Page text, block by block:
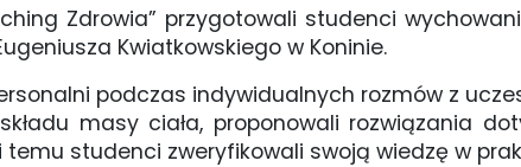
Zdrowia” przygotowali studenci
Kwiatkowskiego w Koninie.
podczas indywidualnych rozmów z
masy ciała, proponowali rozwiązania
temu studenci zweryfikowali swoją wiedzę w